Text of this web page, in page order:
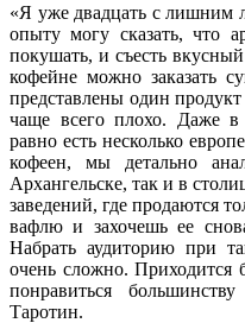
«Я уже двадцать с лишним
опыту могу сказать, что
покушать, и съесть
кофейне можно заказать
представлены один
чаще всего плохо. Даже в
равно есть несколько
кофеен, мы детально
Архангельске, так и в
заведений, где продаются
вафлю и захочешь ее
Набрать аудиторию при
очень сложно. Приходится
понравиться
Таротин.